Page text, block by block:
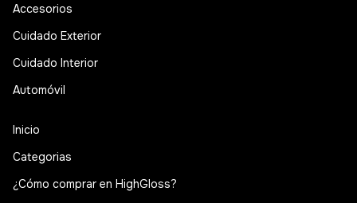
Accesorios
Cuidado Exterior
Cuidado Interior
Automóvil
Inicio
Categorias
¿Cómo comprar en HighGloss?